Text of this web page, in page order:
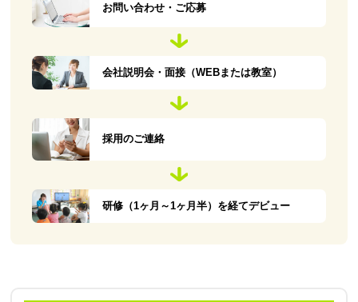
お問い合わせ・ご応募
会社説明会・面接（WEBまたは教室）
採用のご連絡
研修（1ヶ月～1ヶ月半）を経てデビュー